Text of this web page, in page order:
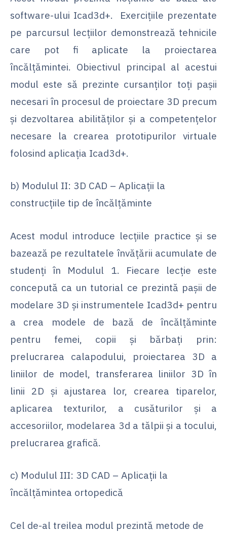
software-ului Icad3d+. Exercițiile prezentate
pe parcursul lecțiilor demonstrează tehnicile
care pot fi aplicate la proiectarea
încălțămintei. Obiectivul principal al acestui
modul este să prezinte cursanților toți pașii
necesari în procesul de proiectare 3D precum
și dezvoltarea abilităților și a competențelor
necesare la crearea prototipurilor virtuale
folosind aplicația Icad3d+.
b) Modulul II: 3D CAD – Aplicații la
construcțiile tip de încălțăminte
Acest modul introduce lecțiile practice și se
bazează pe rezultatele învățării acumulate de
studenți în Modulul 1. Fiecare lecție este
concepută ca un tutorial ce prezintă pașii de
modelare 3D și instrumentele Icad3d+ pentru
a crea modele de bază de încălțăminte
pentru femei, copii și bărbați prin:
prelucrarea calapodului, proiectarea 3D a
liniilor de model, transferarea liniilor 3D în
linii 2D și ajustarea lor, crearea tiparelor,
aplicarea texturilor, a cusăturilor și a
accesoriilor, modelarea 3d a tălpii și a tocului,
prelucrarea grafică.
c) Modulul III: 3D CAD – Aplicații la
încălțămintea ortopedică
Cel de-al treilea modul prezintă metode de